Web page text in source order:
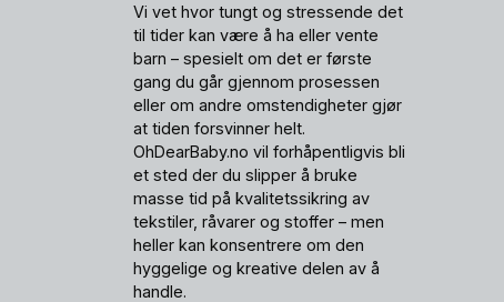
Vi vet hvor tungt og stressende det
til tider kan være å ha eller vente
barn – spesielt om det er første
gang du går gjennom prosessen
eller om andre omstendigheter gjør
at tiden forsvinner helt.
OhDearBaby.no vil forhåpentligvis bli
et sted der du slipper å bruke
masse tid på kvalitetssikring av
tekstiler, råvarer og stoffer – men
heller kan konsentrere om den
hyggelige og kreative delen av å
handle.